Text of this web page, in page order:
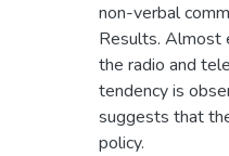
non-verbal
Results. Almost
the radio and
tendency is
suggests that
policy.